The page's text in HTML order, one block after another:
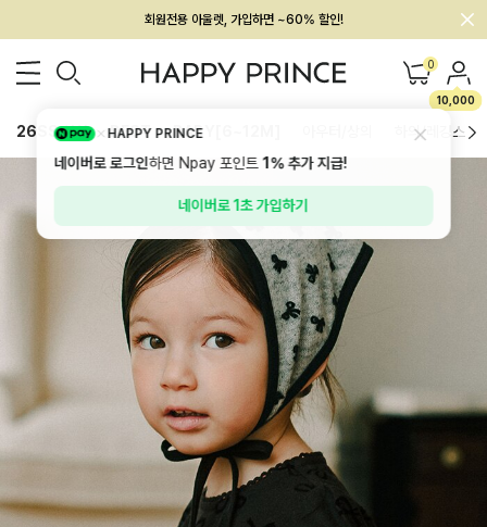
멤버십 최대 28,000원 혜택
0
10,000
26SS 신상 BEST BABY[6~12M] 하의/레깅스
HAPPY PRINCE
네이버로 로그인하면 Npay 포인트1%추가 지급!
네이버로 1초 가입하기